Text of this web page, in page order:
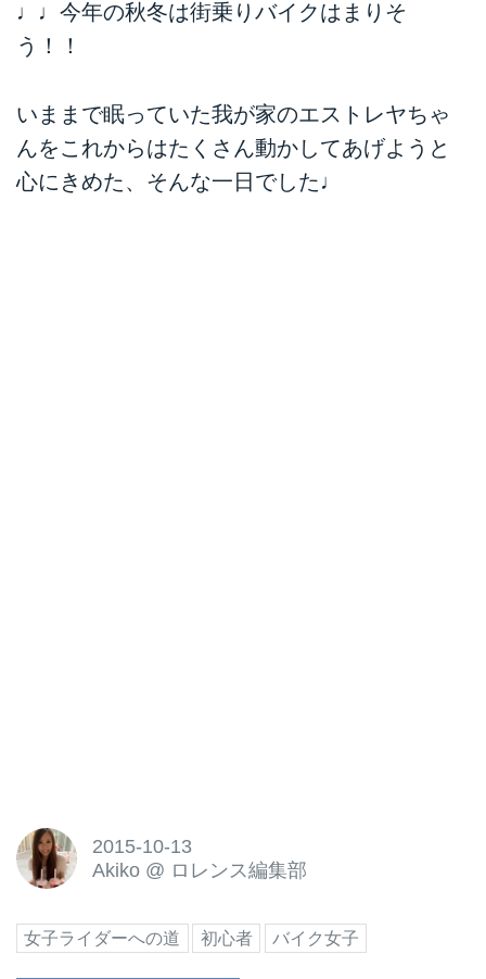
♩♩今年の秋冬は街乗りバイクはまりそ
う！！
いままで眠っていた我が家のエストレヤちゃ
んをこれからはたくさん動かしてあげようと
心にきめた、そんな一日でした♩
2015-10-13
Akiko @ ロレンス編集部
女子ライダーへの道 初心者 バイク女子